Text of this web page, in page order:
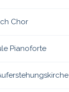
Chor
Pianoforte